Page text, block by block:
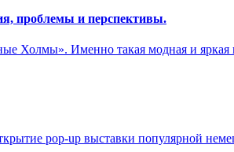
проблемы и перспективы.
Холмы». Именно такая модная и яркая
pop-up выставки популярной